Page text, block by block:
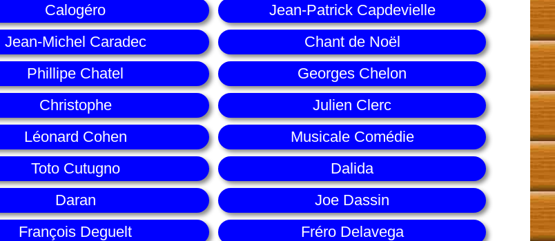
Calogéro
Jean-Patrick Capdevielle
Jean-Michel Caradec
Chant de Noël
Phillipe Chatel
Georges Chelon
Christophe
Julien Clerc
Léonard Cohen
Musicale Comédie
Toto Cutugno
Dalida
Daran
Joe Dassin
François Deguelt
Fréro Delavega